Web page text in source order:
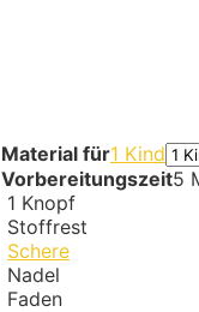
Material für1 Kind
Vorbereitungszeit5
1 Knopf
Stoffrest
Schere
Nadel
Faden